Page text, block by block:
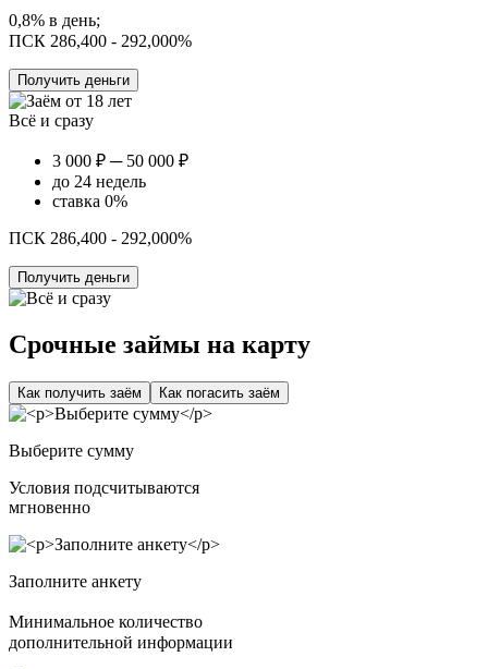
0,8% в день;
ПСК 286,400 - 292,000%
Получить деньги
Всё и сразу
3 000 ₽ ─ 50 000 ₽
до 24 недель
ставка 0%
ПСК 286,400 - 292,000%
Получить деньги
Срочные займы на карту
Как получить заём Как погасить заём
Выберите сумму
Условия подсчитываются
мгновенно
Заполните анкету
Минимальное количество
дополнительной информации